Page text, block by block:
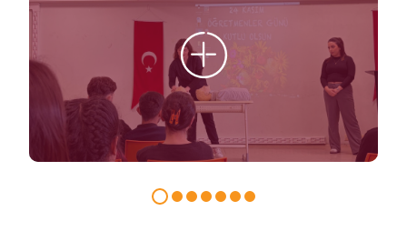
ADAY ÖĞRENCİ